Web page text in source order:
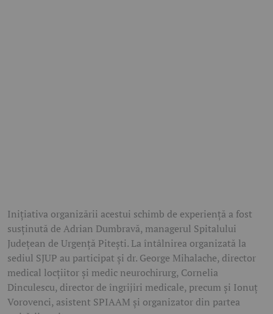
Inițiativa organizării acestui schimb de experiență a fost
susținută de Adrian Dumbravă, managerul Spitalului
Județean de Urgență Pitești. La întâlnirea organizată la
sediul SJUP au participat și dr. George Mihalache, director
medical locțiitor și medic neurochirurg, Cornelia
Dinculescu, director de îngrijiri medicale, precum și Ionuț
Vorovenci, asistent SPIAAM și organizator din partea